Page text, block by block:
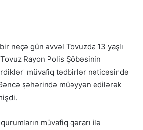
neçə gün əvvəl Tovuzda 13 yaşlı
Rayon Polis Şöbəsinin
müvafiq tədbirlər nəticəsində
şəhərində müəyyən edilərək
müvafiq qərarı ilə